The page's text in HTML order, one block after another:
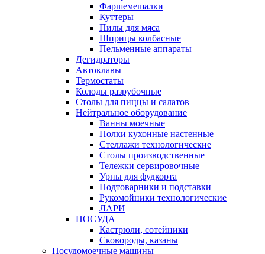
Фаршемешалки
Куттеры
Пилы для мяса
Шприцы колбасные
Пельменные аппараты
Дегидраторы
Автоклавы
Термостаты
Колоды разрубочные
Столы для пиццы и салатов
Нейтральное оборудование
Ванны моечные
Полки кухонные настенные
Стеллажи технологические
Столы производственные
Тележки сервировочные
Урны для фудкорта
Подтоварники и подставки
Рукомойники технологические
ЛАРИ
ПОСУДА
Кастрюли, сотейники
Сковороды, казаны
Посудомоечные машины